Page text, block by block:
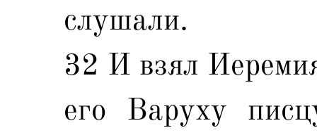
слушали.
32 И взял
его Варуху